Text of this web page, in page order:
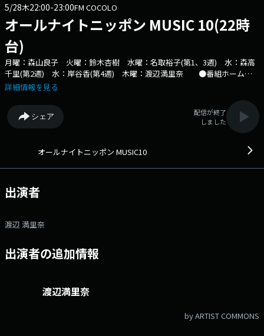
5/28木22:00-23:00FM COCOLO
オールナイトニッポン MUSIC 10(22時
台)
月曜：森山良子 火曜：鈴木杏樹 水曜：名取裕子(第1、3週) 水：森高
千里(第2週) 水：岸谷香(第4週) 木曜：渡辺満里奈 ●番組ホームペ
ージ ●facebookページ ●twitterハッシュタグ「#fmcocolo765」
詳細情報を見る
シェア
配信が終了
しました
オールナイトニッポン MUSIC10
出演者
渡辺 満里奈
出演者の追加情報
渡辺満里奈
by ARTIST COMMONS